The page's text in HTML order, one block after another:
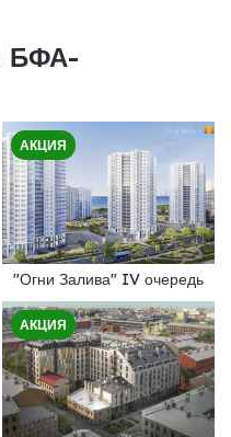
БФА-
АКЦИЯ
"Огни Залива" IV очередь
АКЦИЯ